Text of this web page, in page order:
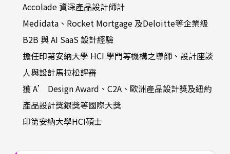
Accolade 資深產品設計師計
Medidata、Rocket Mortgage 及Deloitte等企業級
B2B 與 AI SaaS 設計經驗
擔任印第安納大學 HCI 學門等機構之導師、設計座談
人與設計馬拉松評審
獲 A’ Design Award、C2A、歐洲產品設計獎及紐約
產品設計獎銀獎等國際大獎
印第安納大學HCI碩士